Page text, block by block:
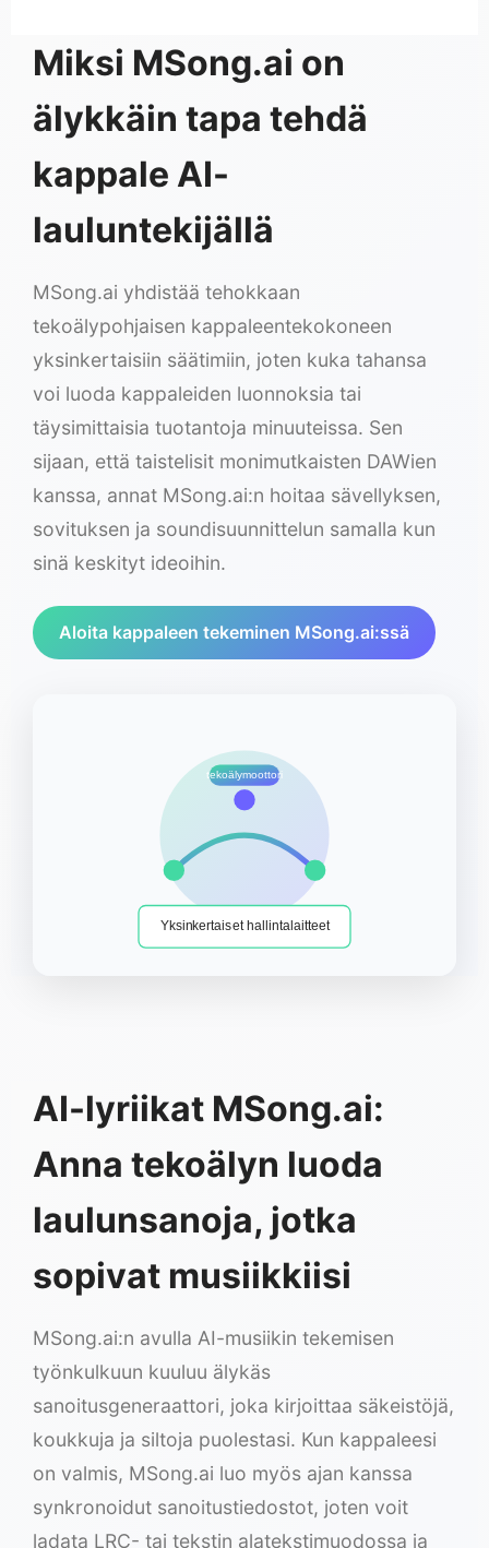
Miksi MSong.ai on
älykkäin tapa tehdä
kappale AI-
lauluntekijällä
MSong.ai yhdistää tehokkaan
tekoälypohjaisen kappaleentekokoneen
yksinkertaisiin säätimiin, joten kuka tahansa
voi luoda kappaleiden luonnoksia tai
täysimittaisia tuotantoja minuuteissa. Sen
sijaan, että taistelisit monimutkaisten DAWien
kanssa, annat MSong.ai:n hoitaa sävellyksen,
sovituksen ja soundisuunnittelun samalla kun
sinä keskityt ideoihin.
Aloita kappaleen tekeminen MSong.ai:ssä
tekoälymoottori
Yksinkertaiset hallintalaitteet
AI-lyriikat MSong.ai:
Anna tekoälyn luoda
laulunsanoja, jotka
sopivat musiikkiisi
MSong.ai:n avulla AI-musiikin tekemisen
työnkulkuun kuuluu älykäs
sanoitusgeneraattori, joka kirjoittaa säkeistöjä,
koukkuja ja siltoja puolestasi. Kun kappaleesi
on valmis, MSong.ai luo myös ajan kanssa
synkronoidut sanoitustiedostot, joten voit
ladata LRC- tai tekstin alatekstimuodossa ja